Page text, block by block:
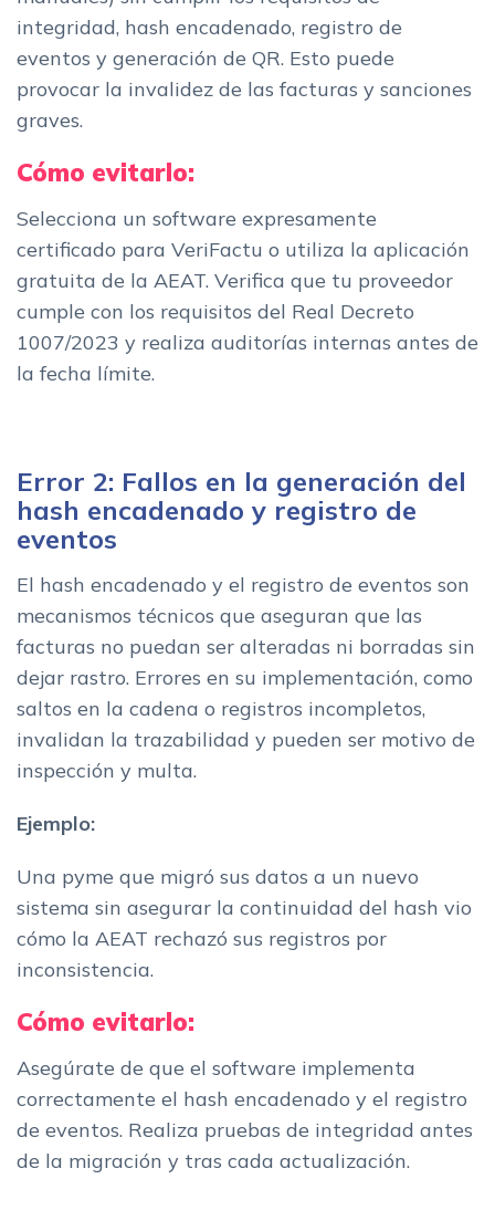
Error 5: Incumplimiento de plazos y desconocimiento de
sanciones
Como evitarlo:
Plan de accion y KPIs del proceso de implantacion
Conclusion
integridad, hash encadenado, registro de
eventos y generación de QR. Esto puede
provocar la invalidez de las facturas y sanciones
graves.
Cómo evitarlo:
Selecciona un software expresamente
certificado para VeriFactu o utiliza la aplicación
gratuita de la AEAT. Verifica que tu proveedor
cumple con los requisitos del Real Decreto
1007/2023 y realiza auditorías internas antes de
la fecha límite.
Error 2: Fallos en la generación del
hash encadenado y registro de
eventos
El hash encadenado y el registro de eventos son
mecanismos técnicos que aseguran que las
facturas no puedan ser alteradas ni borradas sin
dejar rastro. Errores en su implementación, como
saltos en la cadena o registros incompletos,
invalidan la trazabilidad y pueden ser motivo de
inspección y multa.
Ejemplo:
Una pyme que migró sus datos a un nuevo
sistema sin asegurar la continuidad del hash vio
cómo la AEAT rechazó sus registros por
inconsistencia.
Cómo evitarlo:
Asegúrate de que el software implementa
correctamente el hash encadenado y el registro
de eventos. Realiza pruebas de integridad antes
de la migración y tras cada actualización.